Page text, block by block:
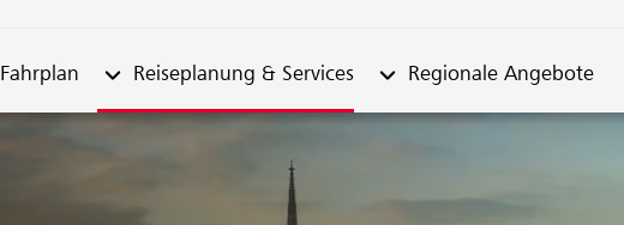
von "Fahrplan"
Fahrplan Untermenü von "Reiseplanung & Services"
Reiseplanung & Services Untermenü von "Regionale
Regionale Angebote